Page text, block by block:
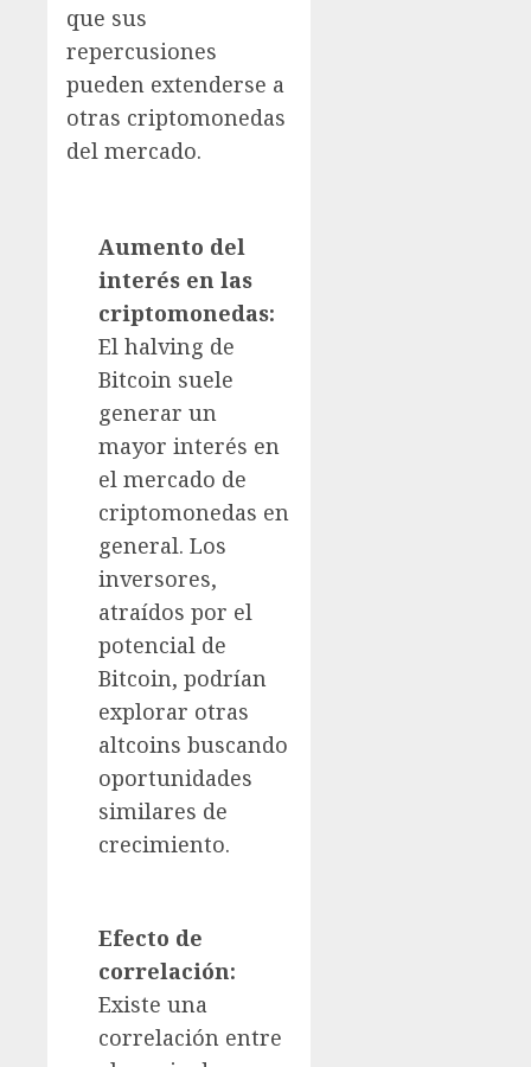
que sus
repercusiones
pueden extenderse a
otras criptomonedas
del mercado.
Aumento del
interés en las
criptomonedas:
El halving de
Bitcoin suele
generar un
mayor interés en
el mercado de
criptomonedas en
general. Los
inversores,
atraídos por el
potencial de
Bitcoin, podrían
explorar otras
altcoins buscando
oportunidades
similares de
crecimiento.
Efecto de
correlación:
Existe una
correlación entre